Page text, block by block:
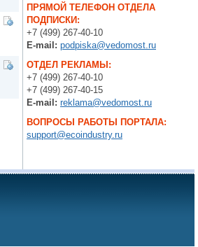
ПРЯМОЙ ТЕЛЕФОН ОТДЕЛА
ПОДПИСКИ:
+7 (499) 267-40-10
E-mail: podpiska@vedomost.ru
ОТДЕЛ РЕКЛАМЫ:
+7 (499) 267-40-10
+7 (499) 267-40-15
E-mail: reklama@vedomost.ru
ВОПРОСЫ РАБОТЫ ПОРТАЛА:
support@ecoindustry.ru